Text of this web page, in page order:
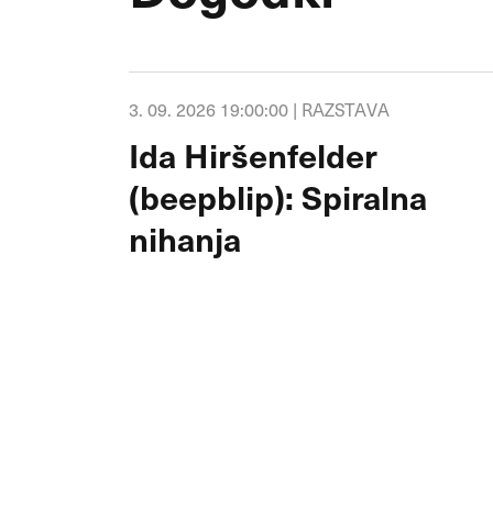
3. 09. 2026 19:00:00 | RAZSTAVA
Ida Hiršenfelder
(beepblip): Spiralna
nihanja